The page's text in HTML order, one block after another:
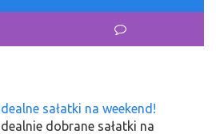
sałatki na weekend!
dobrane sałatki na